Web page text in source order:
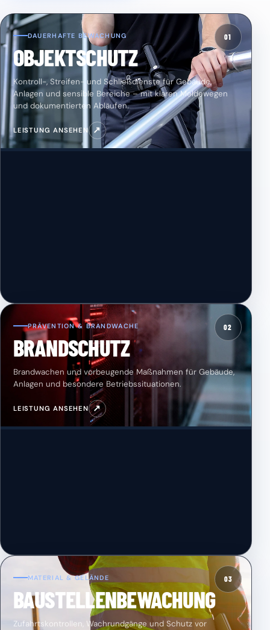
01
DAUERHAFTE BEWACHUNG
OBJEKTSCHUTZ
Kontroll-, Streifen- und Schließdienste für Gebäude,
Anlagen und sensible Bereiche – mit klaren Meldewegen
und dokumentierten Abläufen.
LEISTUNG ANSEHEN ↗
02
PRÄVENTION & BRANDWACHE
BRANDSCHUTZ
Brandwachen und vorbeugende Maßnahmen für Gebäude,
Anlagen und besondere Betriebssituationen.
LEISTUNG ANSEHEN ↗
03
MATERIAL & GELÄNDE
BAUSTELLENBEWACHUNG
Zufahrtskontrollen, Wachrundgänge und Schutz vor